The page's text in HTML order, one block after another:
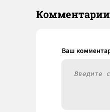
Комментарии